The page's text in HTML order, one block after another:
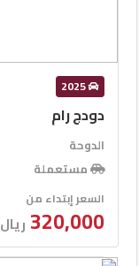
2025
دودج رام
الدوحة
مستعملة
السعر إبتداء من
320,000 ريال